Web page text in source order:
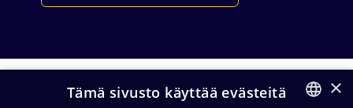
powerCON ×
Tämä sivusto käyttää evästeitä